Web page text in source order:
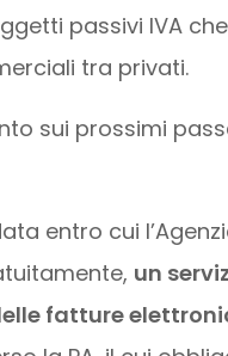
passivi IVA
tra privati.
sui prossimi
entro cui
un
fatture